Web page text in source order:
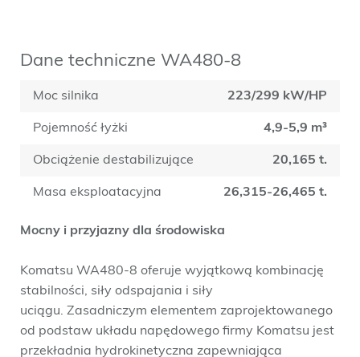
Dane techniczne WA480-8
Moc silnika 223/299 kW/HP
Pojemność łyżki 4,9-5,9 m³
Obciążenie destabilizujące 20,165 t.
Masa eksploatacyjna 26,315-26,465 t.
Mocny i przyjazny dla środowiska
Komatsu WA480-8 oferuje wyjątkową kombinację
stabilności, siły odspajania i siły
uciągu. Zasadniczym elementem zaprojektowanego
od podstaw układu napędowego firmy Komatsu jest
przekładnia hydrokinetyczna zapewniająca